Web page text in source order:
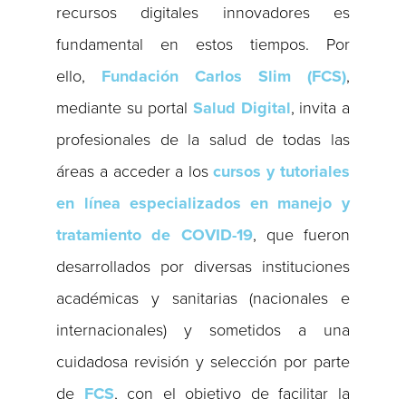
recursos digitales innovadores es
fundamental en estos tiempos. Por
ello, Fundación Carlos Slim (FCS),
mediante su portal Salud Digital, invita a
profesionales de la salud de todas las
áreas a acceder a loscursos y tutoriales
en línea especializados en manejo y
tratamiento de COVID-19, que fueron
desarrollados por diversas instituciones
académicas y sanitarias (nacionales e
internacionales) y sometidos a una
cuidadosa revisión y selección por parte
de FCS, con el objetivo de facilitar la